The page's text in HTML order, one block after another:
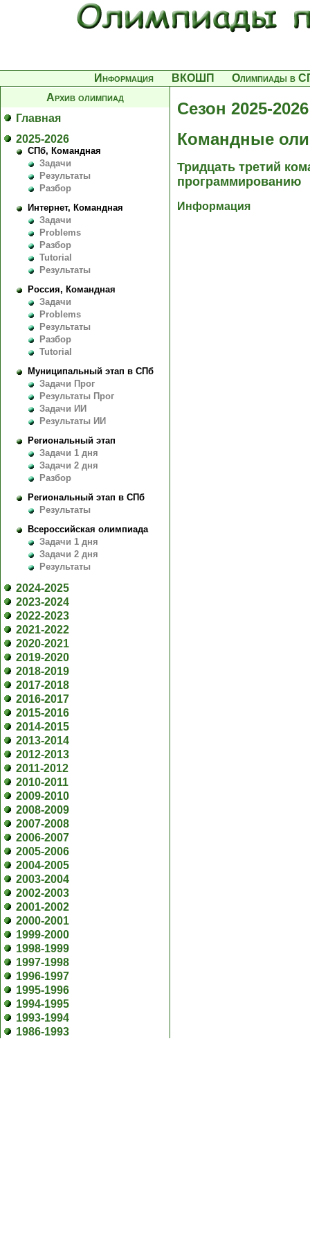
Информация ВКОШП
Олимпиады в
Архив олимпиад
Главная
2025-2026
СПб, Командная
Задачи
Результаты
Разбор
Интернет, Командная
Задачи
Problems
Разбор
Tutorial
Результаты
Россия, Командная
Задачи
Problems
Результаты
Разбор
Tutorial
Муниципальный этап в СПб
Задачи Прог
Результаты Прог
Задачи ИИ
Результаты ИИ
Региональный этап
Задачи 1 дня
Задачи 2 дня
Разбор
Региональный этап в СПб
Результаты
Всероссийская олимпиада
Задачи 1 дня
Задачи 2 дня
Результаты
2024-2025
2023-2024
2022-2023
2021-2022
2020-2021
2019-2020
2018-2019
2017-2018
2016-2017
2015-2016
2014-2015
2013-2014
2012-2013
2011-2012
2010-2011
2009-2010
2008-2009
2007-2008
2006-2007
2005-2006
2004-2005
2003-2004
2002-2003
2001-2002
2000-2001
1999-2000
1998-1999
1997-1998
1996-1997
1995-1996
1994-1995
1993-1994
1986-1993
Сезон 2025-2026
Командные
Тридцать третий
программированию
Информация